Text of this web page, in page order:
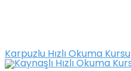
Karpuzlu Hızlı Okuma Kursu